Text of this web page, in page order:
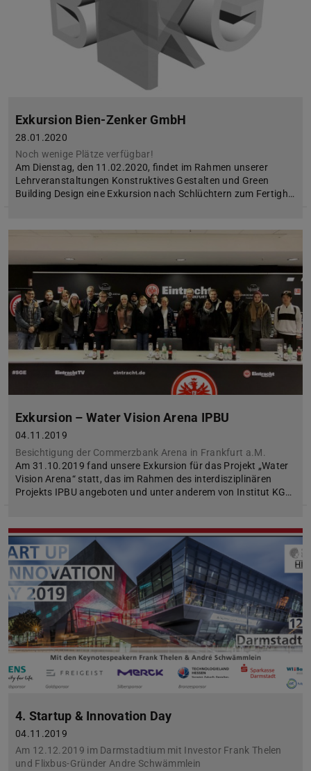
Exkursion Bien-Zenker GmbH
28.01.2020
Noch wenige Plätze verfügbar!
Am Dienstag, den 11.02.2020, findet im Rahmen unserer
Lehrveranstaltungen Konstruktives Gestalten und Green
Building Design eine Exkursion nach Schlüchtern zum Fertigh…
Exkursion – Water Vision Arena IPBU
04.11.2019
Besichtigung der Commerzbank Arena in Frankfurt a.M.
Am 31.10.2019 fand unsere Exkursion für das Projekt „Water
Vision Arena“ statt, das im Rahmen des interdisziplinären
Projekts IPBU angeboten und unter anderem von Institut KG…
4. Startup & Innovation Day
04.11.2019
Am 12.12.2019 im Darmstadtium mit Investor Frank Thelen
und Flixbus-Gründer Andre Schwämmlein